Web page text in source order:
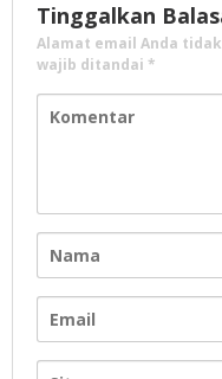
Tinggalkan
Alamat email Anda
wajib ditandai *